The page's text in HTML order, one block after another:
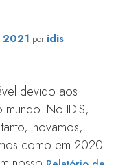
2021 por idis
devido aos
No IDIS,
inovamos,
como em 2020.